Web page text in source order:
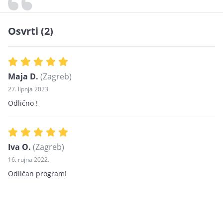
Osvrti (2)
Maja D. (Zagreb)
27. lipnja 2023.
Odlično !
Iva O. (Zagreb)
16. rujna 2022.
Odličan program!